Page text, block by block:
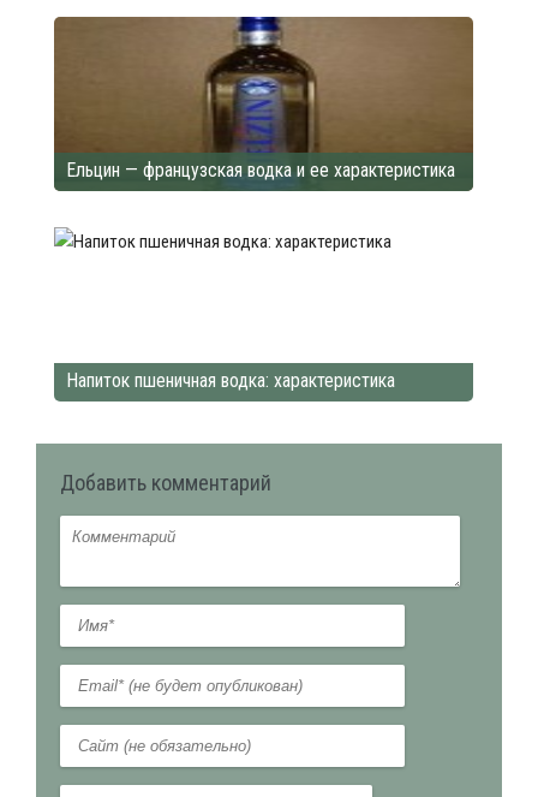
Ельцин — французская водка и ее характеристика
Напиток пшеничная водка: характеристика
Добавить комментарий